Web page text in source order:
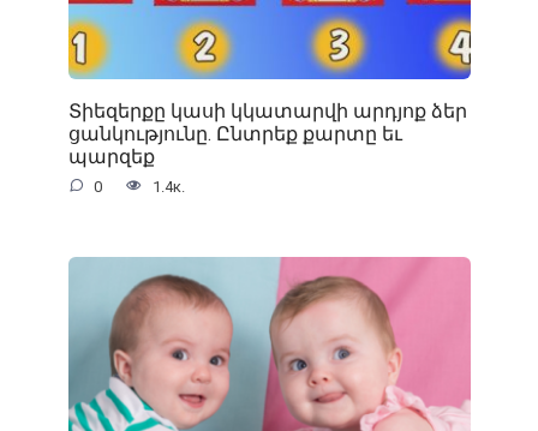
Տիեզերքը կասի կկատարվի արդյոք ձեր
ցանկությունը. Ընտրեք քարտը եւ
պարզեք
0 1.4к.